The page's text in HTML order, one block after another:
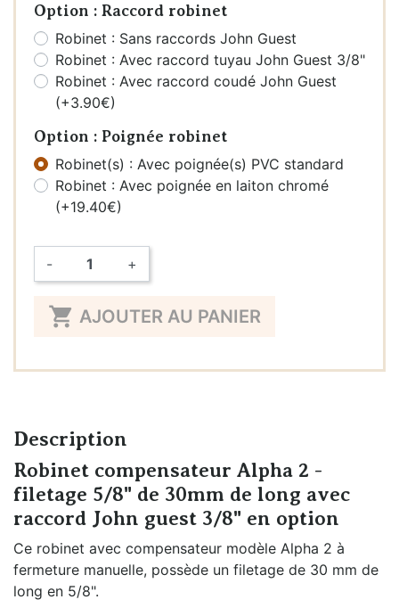
Option : Raccord robinet
Robinet : Sans raccords John Guest
Robinet : Avec raccord tuyau John Guest 3/8"
Robinet : Avec raccord coudé John Guest
(+3.90€)
Option : Poignée robinet
Robinet(s) : Avec poignée(s) PVC standard
Robinet : Avec poignée en laiton chromé
(+19.40€)
Quantité
- +
 AJOUTER AU PANIER
Description
Robinet compensateur Alpha 2 -
filetage 5/8" de 30mm de long avec
raccord John guest 3/8" en option
Ce robinet avec compensateur modèle Alpha 2 à
fermeture manuelle, possède un filetage de 30 mm de
long en 5/8".